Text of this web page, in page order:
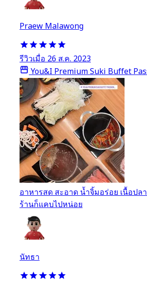
Praew Malawong
รีวิวเมื่อ 26 ส.ค. 2023
You&I Premium Suki Buffet
อาหารสด สะอาด น้ำจิ้มอร่อย เนื้อป
ร้านก็แคบไปหน่อย
นัทธา